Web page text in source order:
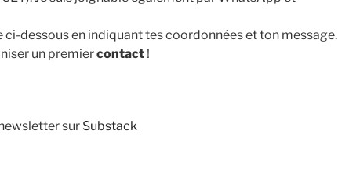
ci-dessous en indiquant tes coordonnées et ton message.
un premiercontact !
sur Substack